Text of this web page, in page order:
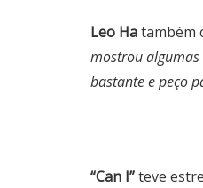
Leo Hatambém
mostrou algumas
bastante e peço
“Can I”teve